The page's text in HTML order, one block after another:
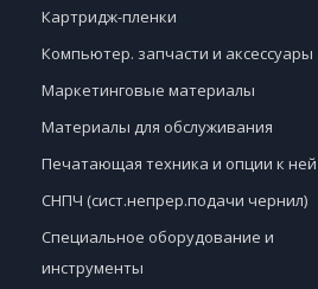
Картридж-пленки
Компьютер. запчасти и аксессуары
Маркетинговые материалы
Материалы для обслуживания
Печатающая техника и опции к ней
СНПЧ (сист.непрер.подачи чернил)
Специальное оборудование и
инструменты